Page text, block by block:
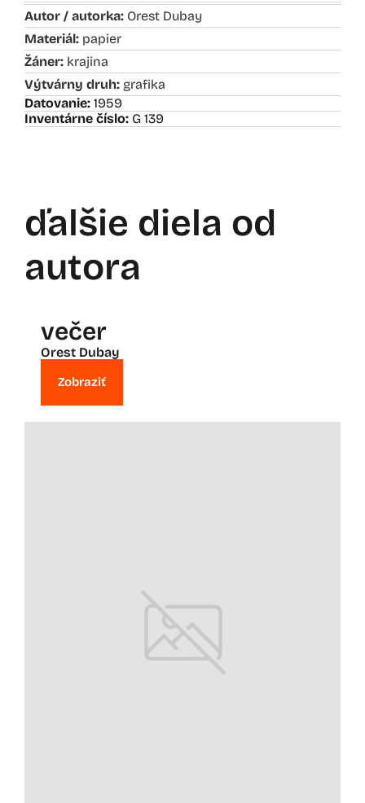
Autor / autorka: Orest Dubay
Materiál: papier
Žáner: krajina
Výtvárny druh: grafika
Datovanie: 1959
Inventárne číslo: G 139
ďalšie diela od
autora
večer
Orest Dubay
Zobraziť